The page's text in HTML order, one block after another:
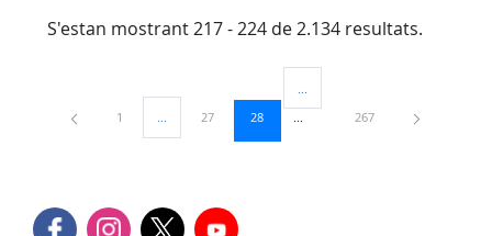
S'estan mostrant 217 - 224 de 2.134 resultats.
Pàgina
1 ...Pàgines intermèdies Utilitzeu TAB per navegar.
Pàgina
27 Pàgina
28
Pàgines intermèdies Utilitzeu
Pàgina
267